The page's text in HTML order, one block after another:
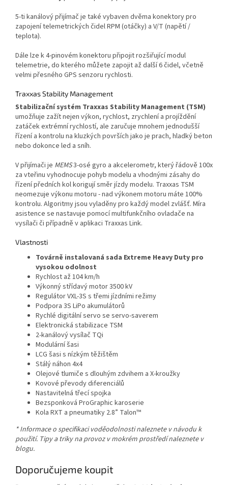
5-ti kanálový přijímač je také vybaven dvěma konektory pro
zapojení telemetrických čidel RPM (otáčky) a V/T (napětí /
teplota).
Dále lze k 4-pinovém konektoru připojit rozšiřující modul
telemetrie, do kterého můžete zapojit až další 6 čidel, včetně
velmi přesného GPS senzoru rychlosti.
Traxxas Stability Management
Stabilizační systém Traxxas Stability Management (TSM)
umožňuje zažít nejen výkon, rychlost, zrychlení a projíždění
zatáček extrémní rychlostí, ale zaručuje mnohem jednodušší
řízení a kontrolu na kluzkých površích jako je prach, hladký beton
nebo dokonce led a sníh.
V přijímači je MEMS3-osé gyro a akcelerometr, který řádově 100x
za vteřinu vyhodnocuje pohyb modelu a vhodnými zásahy do
řízení předních kol korigují směr jízdy modelu. Traxxas TSM
neomezuje výkonu motoru - nad výkonem motoru máte 100%
kontrolu. Algoritmy jsou vyladěny pro každý model zvlášť. Míra
asistence se nastavuje pomocí multifunkčního ovladače na
vysílači či případně v aplikaci Traxxas Link.
Vlastnosti
Továrně instalovaná sada Extreme Heavy Duty pro
vysokou odolnost
Rychlost až 104 km/h
Výkonný střídavý motor 3500 kV
Regulátor VXL-3S s třemi jízdními režimy
Podpora 3S LiPo akumulátorů
Rychlé digitální servo se servo-saverem
Elektronická stabilizace TSM
2-kanálový vysílač TQi
Modulární šasi
LCG šasi s nízkým těžištěm
Stálý náhon 4x4
Olejové tlumiče s dlouhým zdvihem a X-kroužky
Kovové převody diferenciálů
Nastavitelná třecí spojka
Bezsponková ProGraphic karoserie
Kola RXT a pneumatiky 2.8” Talon™
* Informace o specifikaci voděodolnosti naleznete v návodu k
použití. Tipy a triky na provoz v mokrém prostředí naleznete v
blogu.
Doporučujeme koupit